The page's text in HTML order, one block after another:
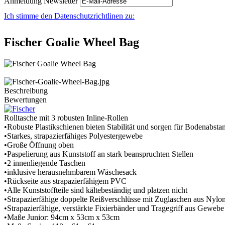
Ich stimme den Datenschutzrichtlinen zu:
Fischer Goalie Wheel Bag
Beschreibung
Bewertungen
Rolltasche mit 3 robusten Inline-Rollen
•Robuste Plastikschienen bieten Stabilität und sorgen für
•Starkes, strapazierfähiges Polyestergewebe
•Große Öffnung oben
•Paspelierung aus Kunststoff an stark beanspruchten Stellen
•2 innenliegende Taschen
•inklusive herausnehmbarem Wäschesack
•Rückseite aus strapazierfähigem PVC
•Alle Kunststoffteile sind kältebeständig und platzen nicht
•Strapazierfähige doppelte Reißverschlüsse mit Zuglaschen aus
•Strapazierfähige, verstärkte Fixierbänder und Tragegriff aus Gewebe
•Maße Junior: 94cm x 53cm x 53cm